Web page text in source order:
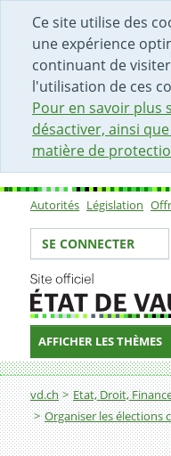
Ce site utilise des
une expérience
continuant de
l'utilisation de ces
Pour en savoir plus
désactiver, ainsi
matière de
DÉBUT DU
ACCÈS AU CHAMP
PAGE D'ACCUEIL
FORMULAIRE DE
Sous-
Autorités Législation
Votre
SE CONNECTER
AFFICHER LES THÈMES
Fil d'Ariane
vd.ch Etat, Droit,
Organiser les élections
Préparer le scrutin